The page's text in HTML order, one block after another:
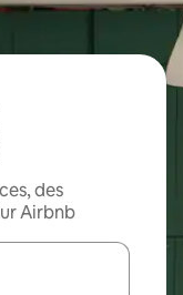
des
Airbnb
les flèches vers le